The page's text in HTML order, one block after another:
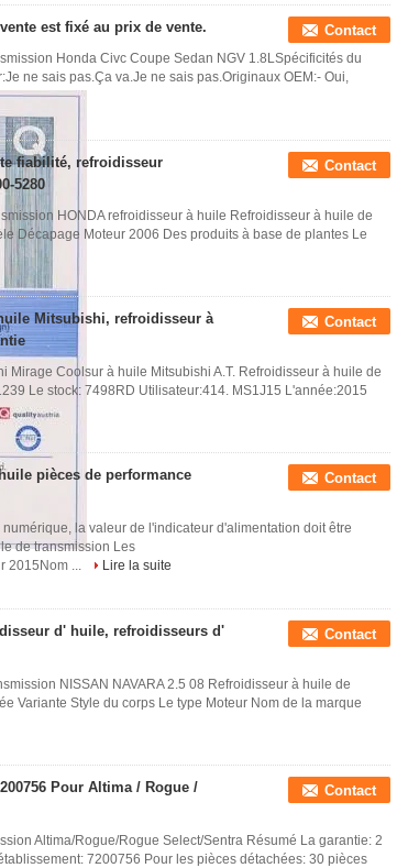
est fixé au prix de vente. Contact
Honda Civc Coupe Sedan NGV 1.8LSpécificités du
ne sais pas.Ça va.Je ne sais pas.Originaux OEM:- Oui,
fiabilité, refroidisseur
5280
Contact
HONDA refroidisseur à huile Refroidisseur à huile de
Décapage Moteur 2006 Des produits à base de plantes Le
Mitsubishi, refroidisseur à
Contact
Mirage Coolsur à huile Mitsubishi A.T. Refroidisseur à huile de
Le stock: 7498RD Utilisateur:414. MS1J15 L'année:2015
pièces de performance
Contact
la valeur de l'indicateur d'alimentation doit être
de transmission Les
2015Nom ...
Lire la suite
d' huile, refroidisseurs d'
Contact
NISSAN NAVARA 2.5 08 Refroidisseur à huile de
Variante Style du corps Le type Moteur Nom de la marque
Pour Altima / Rogue /
Contact
Altima/Rogue/Rogue Select/Sentra Résumé La garantie: 2
7200756 Pour les pièces détachées: 30 pièces